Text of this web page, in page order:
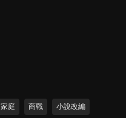
家庭 商戰 小說改編